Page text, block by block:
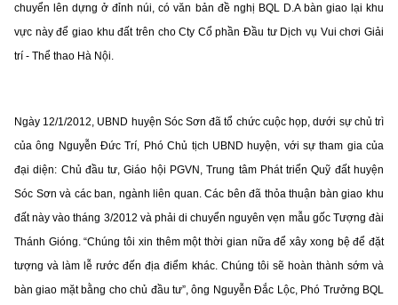
chuyển lên dựng ở đỉnh núi, có văn bản đề nghị BQL D.A bàn giao lại khu
vực này để giao khu đất trên cho Cty Cổ phần Đầu tư Dịch vụ Vui chơi Giải
trí - Thể thao Hà Nội.
Ngày 12/1/2012, UBND huyện Sóc Sơn đã tổ chức cuộc họp, dưới sự chủ trì
của ông Nguyễn Đức Trí, Phó Chủ tịch UBND huyện, với sự tham gia của
đại diện: Chủ đầu tư, Giáo hội PGVN, Trung tâm Phát triển Quỹ đất huyện
Sóc Sơn và các ban, ngành liên quan. Các bên đã thỏa thuận bàn giao khu
đất này vào tháng 3/2012 và phải di chuyển nguyên vẹn mẫu gốc Tượng đài
Thánh Gióng. “Chúng tôi xin thêm một thời gian nữa để xây xong bệ để đặt
tượng và làm lễ rước đến địa điểm khác. Chúng tôi sẽ hoàn thành sớm và
bàn giao mặt bằng cho chủ đầu tư”, ông Nguyễn Đắc Lộc, Phó Trưởng BQL